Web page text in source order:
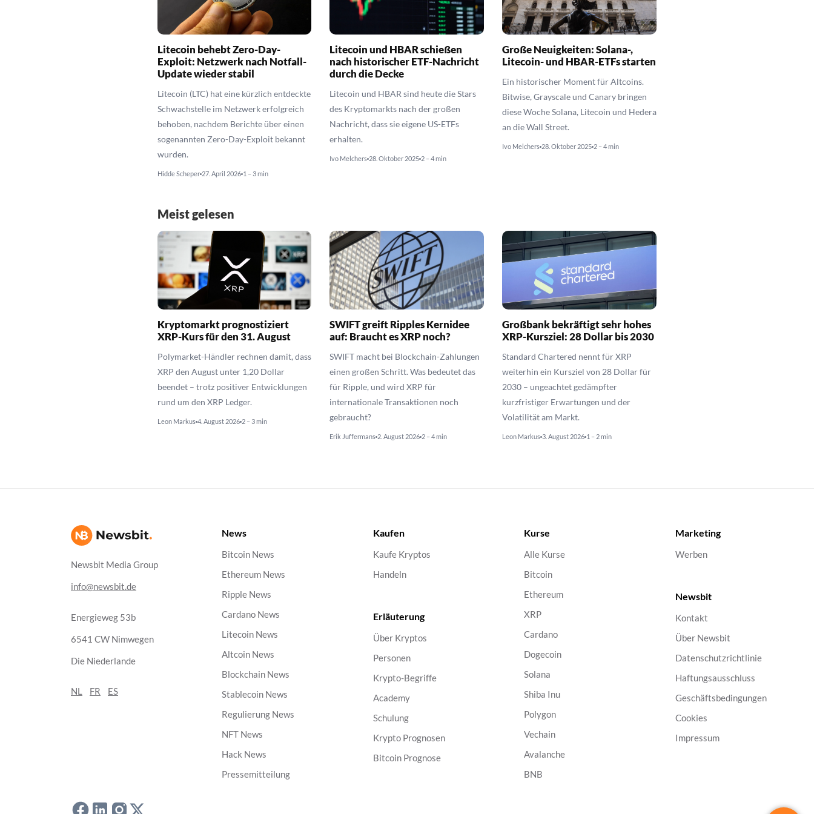
Litecoin behebt Zero-Day-
Exploit: Netzwerk nach Notfall-
Update wieder stabil
Litecoin (LTC) hat eine kürzlich entdeckte
Schwachstelle im Netzwerk erfolgreich
behoben, nachdem Berichte über einen
sogenannten Zero-Day-Exploit bekannt
wurden.
Hidde Scheper 27. April 2026 1 – 3 min
Litecoin und HBAR schießen
nach historischer ETF-Nachricht
durch die Decke
Litecoin und HBAR sind heute die Stars
des Kryptomarkts nach der großen
Nachricht, dass sie eigene US-ETFs
erhalten.
Ivo Melchers 28. Oktober 2025 2 – 4 min
Große Neuigkeiten: Solana-,
Litecoin- und HBAR-ETFs starten
Ein historischer Moment für Altcoins.
Bitwise, Grayscale und Canary bringen
diese Woche Solana, Litecoin und Hedera
an die Wall Street.
Ivo Melchers 28. Oktober 2025 2 – 4 min
Meist gelesen
Kryptomarkt prognostiziert
XRP-Kurs für den 31. August
Polymarket-Händler rechnen damit, dass
XRP den August unter 1,20 Dollar
beendet – trotz positiver Entwicklungen
rund um den XRP Ledger.
Leon Markus 4. August 2026 2 – 3 min
SWIFT greift Ripples Kernidee
auf: Braucht es XRP noch?
SWIFT macht bei Blockchain-Zahlungen
einen großen Schritt. Was bedeutet das
für Ripple, und wird XRP für
internationale Transaktionen noch
gebraucht?
Erik Juffermans 2. August 2026 2 – 4 min
Großbank bekräftigt sehr hohes
XRP-Kursziel: 28 Dollar bis 2030
Standard Chartered nennt für XRP
weiterhin ein Kursziel von 28 Dollar für
2030 – ungeachtet gedämpfter
kurzfristiger Erwartungen und der
Volatilität am Markt.
Leon Markus 3. August 2026 1 – 2 min
Newsbit Media Group
info@newsbit.de
Energieweg 53b
6541 CW Nimwegen
Die Niederlande
NL FR ES
News
Bitcoin News
Ethereum News
Ripple News
Cardano News
Litecoin News
Altcoin News
Blockchain News
Stablecoin News
Regulierung News
NFT News
Hack News
Pressemitteilung
Kaufen
Kaufe Kryptos
Handeln
Erläuterung
Über Kryptos
Personen
Krypto-Begriffe
Academy
Schulung
Krypto Prognosen
Bitcoin Prognose
Kurse
Alle Kurse
Bitcoin
Ethereum
XRP
Cardano
Dogecoin
Solana
Shiba Inu
Polygon
Vechain
Avalanche
BNB
Marketing
Werben
Newsbit
Kontakt
Über Newsbit
Datenschutzrichtlinie
Haftungsausschluss
Geschäftsbedingungen
Cookies
Impressum